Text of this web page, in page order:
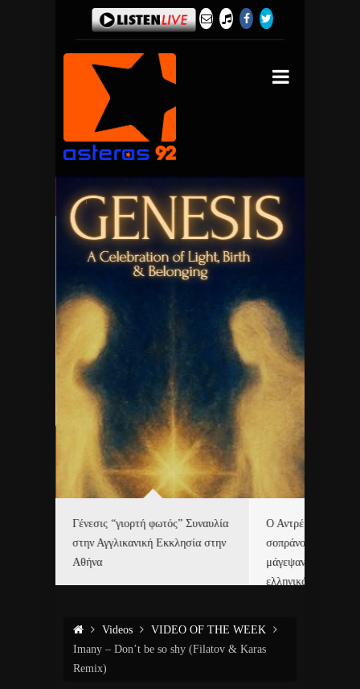
Γένεσις “γιορτή φωτός” Συναυλία
στην Αγγλικανική Εκκλησία στην
Αθήνα
Ο Αντρέ Ριέ και η
σοπράνο Χριστίνα
μάγεψαν το
ελληνικά κάλαντα!
Videos
VIDEO OF THE WEEK
Imany – Don’t be so shy (Filatov & Karas
Remix)